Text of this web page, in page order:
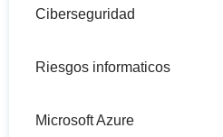
Ciberseguridad
Riesgos informaticos
Microsoft Azure